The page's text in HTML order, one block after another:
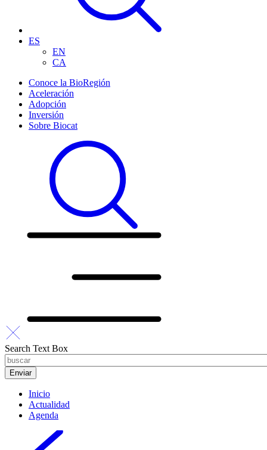
ES
EN
CA
Conoce la BioRegión
Aceleración
Adopción
Inversión
Sobre Biocat
Search Text Box
Inicio
Actualidad
Agenda